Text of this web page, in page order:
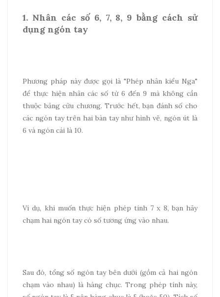
1. Nhân các số 6, 7, 8, 9 bằng cách sử
dụng ngón tay
Phương pháp này được gọi là "Phép nhân kiểu Nga"
để thực hiện nhân các số từ 6 đến 9 mà không cần
thuộc bảng cửu chương. Trước hết, bạn đánh số cho
các ngón tay trên hai bàn tay như hình vẽ, ngón út là
6 và ngón cái là 10.
Ví dụ, khi muốn thực hiện phép tính 7 x 8, bạn hãy
chạm hai ngón tay có số tương ứng vào nhau.
Sau đó, tổng số ngón tay bên dưới (gồm cả hai ngón
chạm vào nhau) là hàng chục. Trong phép tính này,